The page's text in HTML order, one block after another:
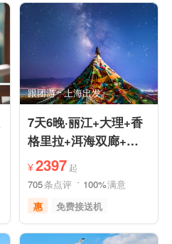
免费接送机
休闲游
祈福之旅
赏花之旅
跟团游 上海出发
7天6晚·丽江+大理+香
格里拉+洱海双廊+虎
跳峡跟团游
¥2397 起
705条点评 100%满意
惠
免费接送机
品质游
世界遗产
雪山之旅
美食享受